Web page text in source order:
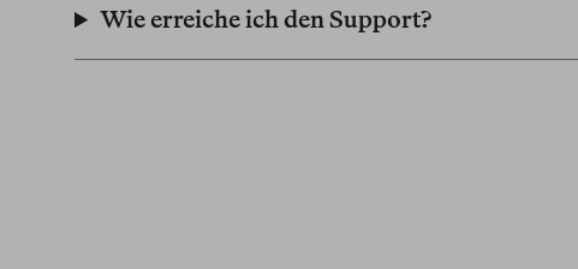
Wie erreiche ich den Support?